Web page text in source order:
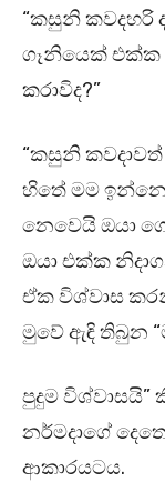
“කසුනි කවදහරි
ගෑනියෙක් එක්ක
කරාවිද?”
“කසුනි
හිතේ මම
නෙවෙයි ඔයා
ඔයා එක්ක
ඒක විශ්වාස
මුවේ ඇඳි තිබුන
පුදුම
නර්මදාගේ
ආකාරයටය.